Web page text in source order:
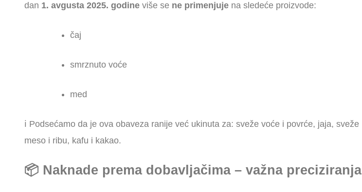
dan 1. avgusta 2025. godine više se ne primenjuje na sledeće proizvode:
čaj
smrznuto voće
med
ℹ️ Podsećamo da je ova obaveza ranije već ukinuta za: sveže voće i povrće, jaja, sveže
meso i ribu, kafu i kakao.
📦 Naknade prema dobavljačima – važna preciziranja